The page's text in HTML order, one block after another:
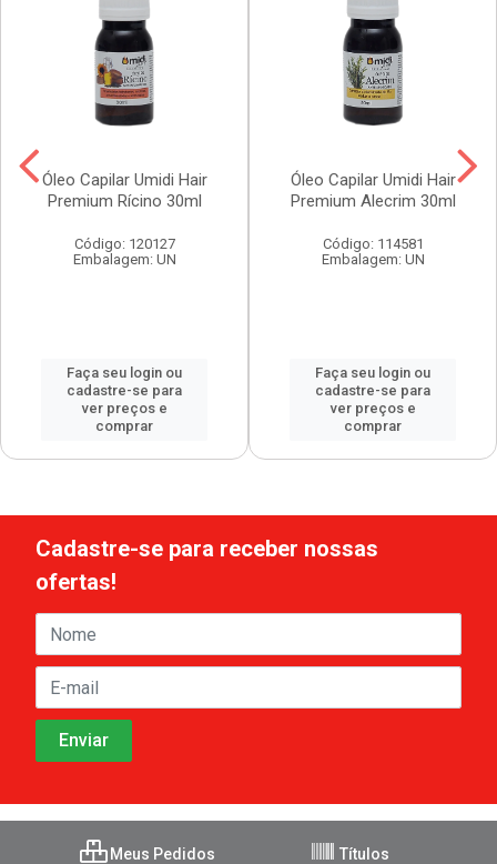
Óleo Capilar Umidi Hair
Premium Rícino 30ml
Código: 120127
Embalagem: UN
Faça seu login ou
cadastre-se para
ver preços e
comprar
Óleo Capilar Umidi Hair
Premium Alecrim 30ml
Código: 114581
Embalagem: UN
Faça seu login ou
cadastre-se para
ver preços e
comprar
Cadastre-se para receber nossas
ofertas!
Meus Pedidos Títulos